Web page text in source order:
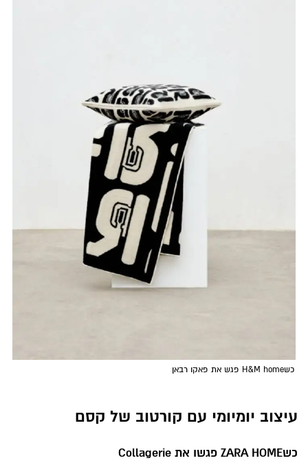
כשH&M home פגש את פאקו רבאן
עיצוב יומיומי עם קורטוב של קסם
כשZARA HOME פגשו את Collagerie